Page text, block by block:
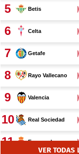
VER TODAS